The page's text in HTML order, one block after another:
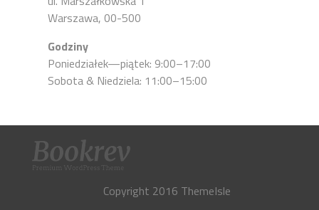
Warszawa, 00-500
Godziny
Poniedziałek—piątek: 9:00–17:00
Sobota & Niedziela: 11:00–15:00
Copyright 2016 ThemeIsle